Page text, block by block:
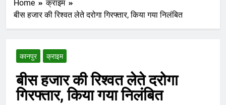
Home
क्राइम
बीस हजार की रिश्वत लेते दरोगा गिरफ्तार, किया गया निलंबित
कानपुर क्राइम
बीस हजार की रिश्वत लेते दरोगा
गिरफ्तार, किया गया निलंबित